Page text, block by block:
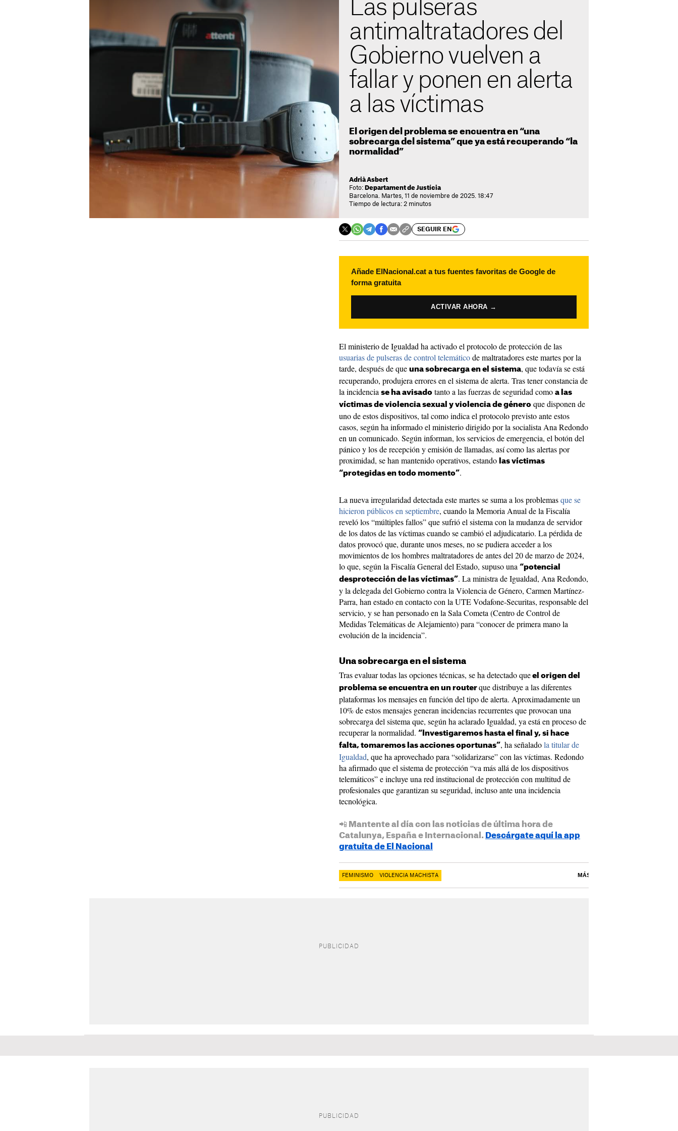
Las pulseras
antimaltratadores del
Gobierno vuelven a
fallar y ponen en alerta
a las víctimas
El origen del problema se encuentra en “una
sobrecarga del sistema” que ya está recuperando “la
normalidad”
Adrià Asbert
Foto: Departament de Justícia
Barcelona. Martes, 11 de noviembre de 2025. 18:47
Tiempo de lectura: 2 minutos
SEGUIR EN
Añade ElNacional.cat a tus fuentes favoritas de Google de
forma gratuita
ACTIVAR AHORA →
El ministerio de Igualdad ha activado el protocolo de protección de las
usuarias de pulseras de control telemáticode maltratadores este martes por la
tarde, después de que una sobrecarga en el sistema, que todavía se está
recuperando, produjera errores en el sistema de alerta. Tras tener constancia de
la incidencia se ha avisado tanto a las fuerzas de seguridad como a las
víctimas de violencia sexual y violencia de género que disponen de
uno de estos dispositivos, tal como indica el protocolo previsto ante estos
casos, según ha informado el ministerio dirigido por la socialista Ana Redondo
en un comunicado. Según informan, los servicios de emergencia, el botón del
pánico y los de recepción y emisión de llamadas, así como las alertas por
proximidad, se han mantenido operativos, estando las víctimas
“protegidas en todo momento”.
La nueva irregularidad detectada este martes se suma a los problemasque se
hicieron públicos en septiembre, cuando la Memoria Anual de la Fiscalía
reveló los “múltiples fallos” que sufrió el sistema con la mudanza de servidor
de los datos de las víctimas cuando se cambió el adjudicatario. La pérdida de
datos provocó que, durante unos meses, no se pudiera acceder a los
movimientos de los hombres maltratadores de antes del 20 de marzo de 2024,
lo que, según la Fiscalía General del Estado, supuso una “potencial
desprotección de las víctimas”. La ministra de Igualdad, Ana Redondo,
y la delegada del Gobierno contra la Violencia de Género, Carmen Martínez-
Parra, han estado en contacto con la UTE Vodafone-Securitas, responsable del
servicio, y se han personado en la Sala Cometa (Centro de Control de
Medidas Telemáticas de Alejamiento) para “conocer de primera mano la
evolución de la incidencia”.
Una sobrecarga en el sistema
Tras evaluar todas las opciones técnicas, se ha detectado que el origen del
problema se encuentra en un router que distribuye a las diferentes
plataformas los mensajes en función del tipo de alerta. Aproximadamente un
10% de estos mensajes generan incidencias recurrentes que provocan una
sobrecarga del sistema que, según ha aclarado Igualdad, ya está en proceso de
recuperar la normalidad. “Investigaremos hasta el final y, si hace
falta, tomaremos las acciones oportunas”, ha señaladola titular de
Igualdad, que ha aprovechado para “solidarizarse” con las víctimas. Redondo
ha afirmado que el sistema de protección “va más allá de los dispositivos
telemáticos” e incluye una red institucional de protección con multitud de
profesionales que garantizan su seguridad, incluso ante una incidencia
tecnológica.
📲 Mantente al día con las noticias de última hora de
Catalunya, España e Internacional. Descárgate aquí la app
gratuita de El Nacional
FEMINISMO VIOLENCIA MACHISTA MÁS